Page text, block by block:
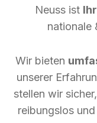
Neuss ist
nationale
Wir bieten
unserer
stellen wir
reibungslos